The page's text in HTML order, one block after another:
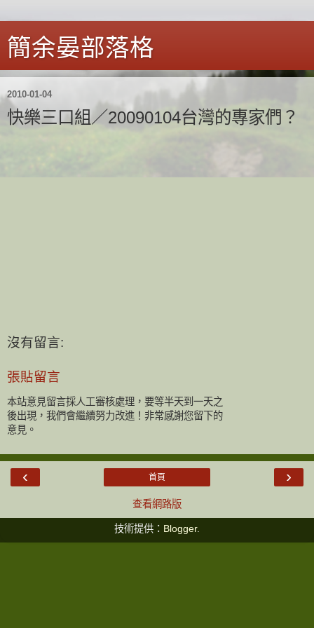
簡余晏部落格
2010-01-04
快樂三口組／20090104台灣的專家們？
沒有留言:
張貼留言
本站意見留言採人工審核處理，要等半天到一天之
後出現，我們會繼續努力改進！非常感謝您留下的
意見。
‹ ›
首頁
查看網路版
技術提供： Blogger.